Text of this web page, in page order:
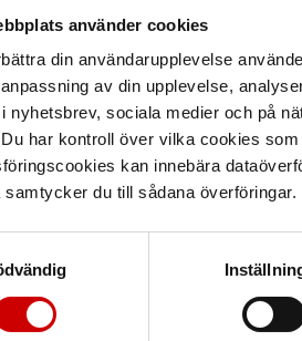
använder cookies
din användarupplevelse
av din upplevelse,
nyhetsbrev, sociala medier och på
har kontroll över vilka cookies
kan innebära
samtycker du till sådana
vald produkt